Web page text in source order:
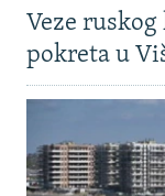
Veze
pokreta u